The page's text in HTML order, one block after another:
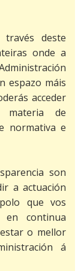
Vilar
Festas e
romarías
Educación
Cultura
Recadación e
xestión
económica
cidadá
Medio rural
Xulgado de
paz
deste
onde a
espazo máis
acceder
materia de
normativa e
son
a actuación
que vos
continua
o mellor
á